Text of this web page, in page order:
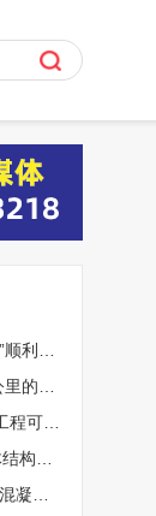
待发
浦东”！
告获批
封顶
城轨网】